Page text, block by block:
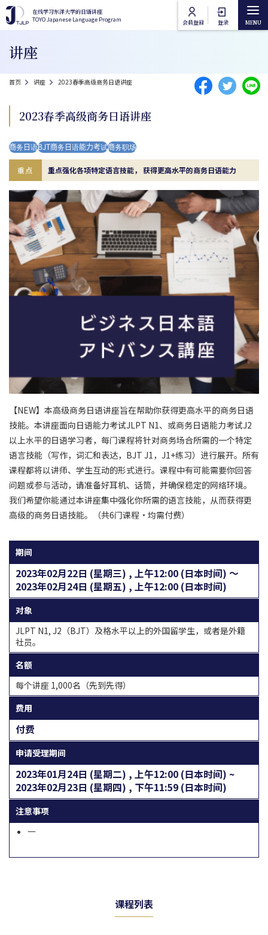
跳转到主要内容在线学习东洋大学的日语讲座
TOYO Japanese Language Program
会員登録 登录
在线学习东洋大学的日语讲座
TOYO Japanese Language Program
Main navigation
东洋大学通识课程
在线授课方法
常见问题
联络我们
讲座
面包屑
首页 讲座 2023春季高级商务日语讲座
2023春季高级商务日语讲座
商务日语BJT商务日语能力考试商务职场
重点 重点强化各项特定语言技能， 获得更高水平的商务日语能力
【NEW】本高级商务日语讲座旨在帮助你获得更高水平的商务日语
技能。本讲座面向日语能力考试JLPT N1、或商务日语能力考试J2
以上水平的日语学习者，每门课程将针对商务场合所需的一个特定
语言技能（写作，词汇和表达，BJT J1，J1+练习）进行展开。所有
课程都将以讲师、学生互动的形式进行。课程中有可能需要你回答
问题或参与活动，请准备好耳机、话筒，并确保稳定的网络环境。
我们希望你能通过本讲座集中强化你所需的语言技能，从而获得更
高级的商务日语技能。（共6门课程・均需付费）
期间
2023年02月22日 (星期三) , 上午12:00 (日本时间) 〜
2023年02月24日 (星期五) , 上午12:00 (日本时间)
对象
JLPT N1, J2（BJT）及格水平以上的外国留学生，或者是外籍
社员。
名额
每个讲座 1,000名（先到先得）
费用
付费
申请受理期间
2023年01月24日 (星期二) , 上午12:00 (日本时间) ~
2023年02月23日 (星期四) , 下午11:59 (日本时间)
注意事项
一
课程列表